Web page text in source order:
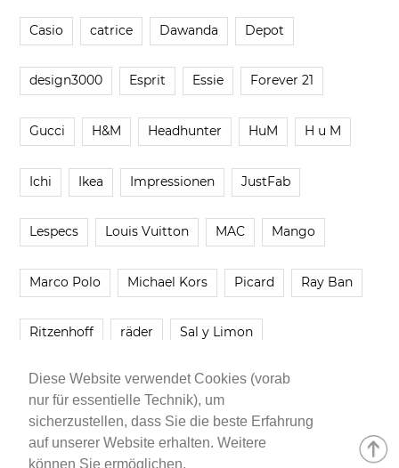
Diese Website verwendet Cookies (vorab
nur für essentielle Technik), um
sicherzustellen, dass Sie die beste Erfahrung
auf unserer Website erhalten. Weitere
können Sie ermöglichen.
Casio catrice Dawanda Depot
design3000 Esprit Essie Forever 21
Gucci H&M Headhunter HuM H u M
Ichi Ikea Impressionen JustFab
Lespecs Louis Vuitton MAC Mango
Marco Polo Michael Kors Picard Ray Ban
Ritzenhoff räder Sal y Limon
Smartbuyglasses smash! Steve Madden
Younique Zara